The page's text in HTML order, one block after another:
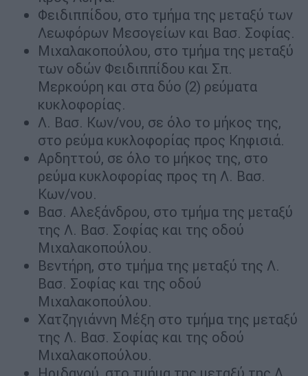
Φειδιππίδου, στο τμήμα της μεταξύ των
Λεωφόρων Μεσογείων και Βασ. Σοφίας.
Μιχαλακοπούλου, στο τμήμα της μεταξύ
των οδών Φειδιππίδου και Σπ.
Μερκούρη και στα δύο (2) ρεύματα
κυκλοφορίας.
Λ. Βασ. Κων/νου, σε όλο το μήκος της,
στο ρεύμα κυκλοφορίας προς Κηφισιά.
Αρδηττού, σε όλο το μήκος της, στο
ρεύμα κυκλοφορίας προς τη Λ. Βασ.
Κων/νου.
Βασ. Αλεξάνδρου, στο τμήμα της μεταξύ
της Λ. Βασ. Σοφίας και της οδού
Μιχαλακοπούλου.
Βεντήρη, στο τμήμα της μεταξύ της Λ.
Βασ. Σοφίας και της οδού
Μιχαλακοπούλου.
Χατζηγιάννη Μέξη στο τμήμα της μεταξύ
της Λ. Βασ. Σοφίας και της οδού
Μιχαλακοπούλου.